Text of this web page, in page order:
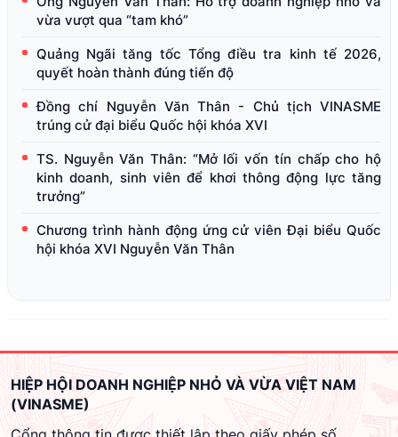
vừa vượt qua “tam khó”
Quảng Ngãi tăng tốc Tổng điều tra kinh tế 2026,
quyết hoàn thành đúng tiến độ
Đồng chí Nguyễn Văn Thân - Chủ tịch VINASME
trúng cử đại biểu Quốc hội khóa XVI
TS. Nguyễn Văn Thân: “Mở lối vốn tín chấp cho hộ
kinh doanh, sinh viên để khơi thông động lực tăng
trưởng”
Chương trình hành động ứng cử viên Đại biểu Quốc
hội khóa XVI Nguyễn Văn Thân
HIỆP HỘI DOANH NGHIỆP NHỎ VÀ VỪA VIỆT NAM
(VINASME)